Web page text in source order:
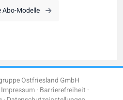
Abo-Modelle
Ostfriesland GmbH
Impressum Barrierefreiheit